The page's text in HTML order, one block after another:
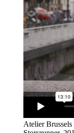
Atelier